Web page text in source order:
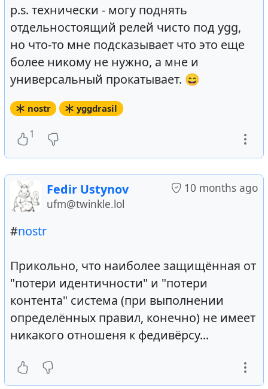
p.s. технически - могу поднять
отдельностоящий релей чисто под ygg,
но что-то мне подсказывает что это еще
более никому не нужно, а мне и
универсальный прокатывает. 😄
nostr yggdrasil
1
10 months ago
Fedir Ustynov
ufm@twinkle.lol
#nostr
Прикольно, что наиболее защищённая от
"потери идентичности" и "потери
контента" система (при выполнении
определённых правил, конечно) не имеет
никакого отношеня к федивёрсу...